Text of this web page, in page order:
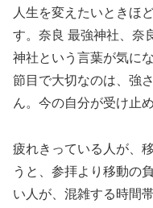
人生を変えたいときほ
す。奈良 最強神社、奈
神社という言葉が気に
節目で大切なのは、強
ん。今の自分が受け止
疲れきっている人が、
うと、参拝より移動の
い人が、混雑する時間